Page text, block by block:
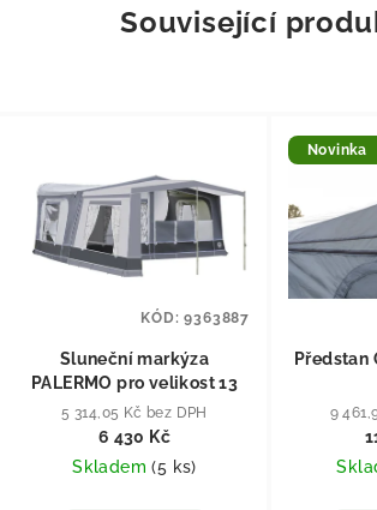
Související
Sluneční markýza
PALERMO pro velikost 13
5 314,05 Kč bez DPH
6 430 Kč
Skladem(5 ks)
KÓD:9363887
Novinka
Předstan
9